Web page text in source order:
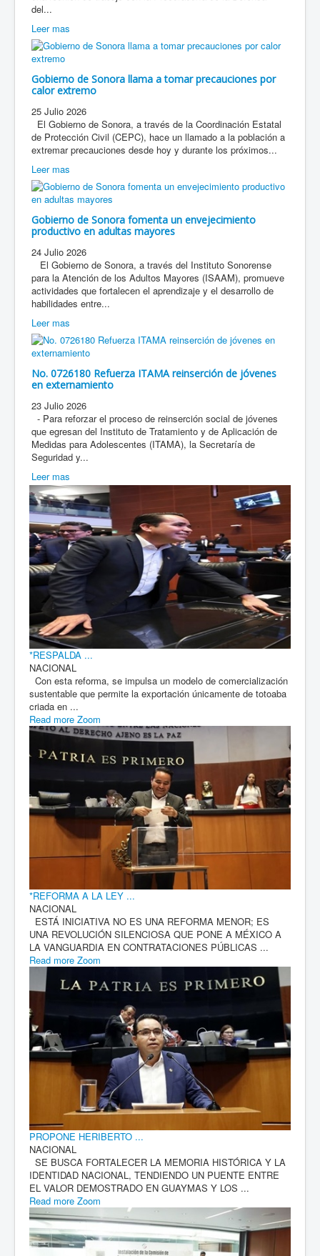
del...
Leer mas
Gobierno de Sonora llama a tomar precauciones por
calor extremo
25 Julio 2026
El Gobierno de Sonora, a través de la Coordinación Estatal
de Protección Civil (CEPC), hace un llamado a la población a
extremar precauciones desde hoy y durante los próximos...
Leer mas
Gobierno de Sonora fomenta un envejecimiento
productivo en adultas mayores
24 Julio 2026
El Gobierno de Sonora, a través del Instituto Sonorense
para la Atención de los Adultos Mayores (ISAAM), promueve
actividades que fortalecen el aprendizaje y el desarrollo de
habilidades entre...
Leer mas
No. 0726180 Refuerza ITAMA reinserción de jóvenes
en externamiento
23 Julio 2026
- Para reforzar el proceso de reinserción social de jóvenes
que egresan del Instituto de Tratamiento y de Aplicación de
Medidas para Adolescentes (ITAMA), la Secretaría de
Seguridad y...
Leer mas
*RESPALDA ...
NACIONAL
Con esta reforma, se impulsa un modelo de comercialización
sustentable que permite la exportación únicamente de totoaba
criada en ...
Read more Zoom
*REFORMA A LA LEY ...
NACIONAL
ESTÁ INICIATIVA NO ES UNA REFORMA MENOR; ES
UNA REVOLUCIÓN SILENCIOSA QUE PONE A MÉXICO A
LA VANGUARDIA EN CONTRATACIONES PÚBLICAS ...
Read more Zoom
PROPONE HERIBERTO ...
NACIONAL
SE BUSCA FORTALECER LA MEMORIA HISTÓRICA Y LA
IDENTIDAD NACIONAL, TENDIENDO UN PUENTE ENTRE
EL VALOR DEMOSTRADO EN GUAYMAS Y LOS ...
Read more Zoom